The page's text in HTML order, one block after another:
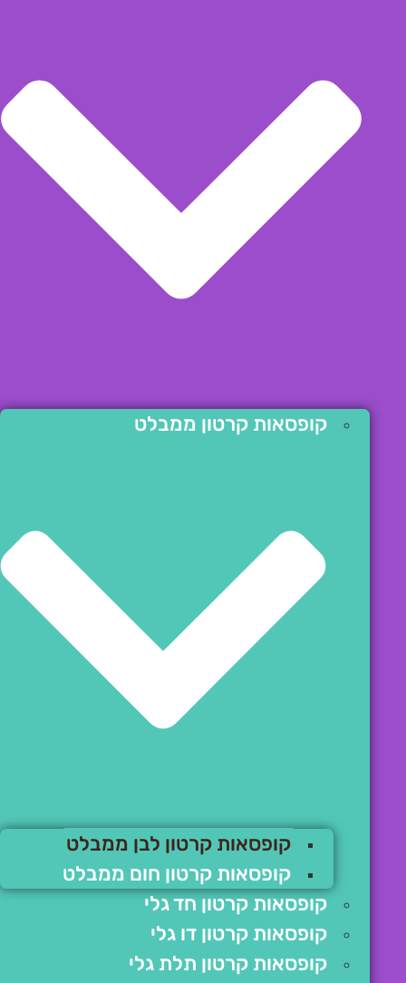
קופסאות קרטון ממבלט
קופסאות קרטון לבן ממבלט
קופסאות קרטון חום ממבלט
קופסאות קרטון חד גלי
קופסאות קרטון דו גלי
קופסאות קרטון תלת גלי